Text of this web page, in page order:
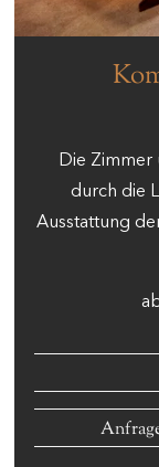
Die Zimmer
durch die
Ausstattung